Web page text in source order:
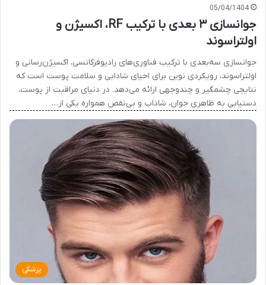
05/04/1404
جوانسازی ۳ بعدی با ترکیب RF، اکسیژن و
اولتراسوند
جوانسازی سه‌بعدی با ترکیب فناوری‌های رادیوفرکانسی، اکسیژن‌رسانی و
اولتراسوند، رویکردی نوین برای احیای شادابی و سلامت پوست است که
نتایجی چشمگیر و چندوجهی ارائه می‌دهد. در دنیای مراقبت از پوست،
دستیابی به ظاهری جوان، شاداب و بی‌نقص همواره یکی از…
پزشکی